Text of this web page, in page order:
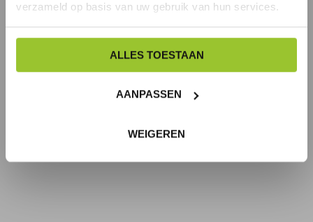
verzameld op basis van uw gebruik van hun services.
ALLES TOESTAAN
AANPASSEN
WEIGEREN